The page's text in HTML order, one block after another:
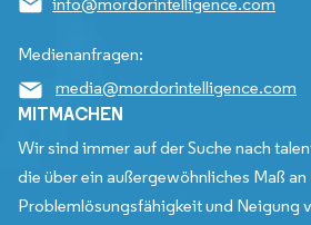
info@mordorintelligence.com
Medienanfragen:
media@mordorintelligence.com
MITMACHEN
Wir sind immer auf der Suche nach
die über ein außergewöhnliches Maß
Problemlösungsfähigkeit und Neigung